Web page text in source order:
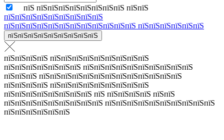
пїЅ пїЅпїЅпїЅпїЅпїЅпїЅпїЅпїЅ пїЅпїЅ
пїЅпїЅпїЅпїЅпїЅпїЅпїЅпїЅпїЅ
пїЅпїЅпїЅпїЅпїЅпїЅпїЅпїЅпїЅпїЅпїЅпїЅ пїЅпїЅпїЅпїЅпїЅпїЅ
пїЅпїЅпїЅпїЅпїЅпїЅпїЅпїЅпїЅ
пїЅпїЅпїЅпїЅ пїЅпїЅпїЅпїЅпїЅпїЅпїЅпїЅпїЅ
пїЅпїЅпїЅпїЅпїЅпїЅпїЅ пїЅпїЅпїЅпїЅпїЅпїЅпїЅпїЅпїЅпїЅ
пїЅпїЅпїЅ пїЅпїЅпїЅпїЅпїЅпїЅпїЅпїЅпїЅпїЅпїЅпїЅпїЅ
пїЅпїЅпїЅпїЅ пїЅпїЅпїЅпїЅпїЅпїЅпїЅпїЅпїЅ
пїЅпїЅпїЅпїЅпїЅпїЅпїЅпїЅ пїЅ пїЅпїЅпїЅпїЅ пїЅпїЅ
пїЅпїЅпїЅпїЅпїЅпїЅпїЅпїЅпїЅ пїЅпїЅпїЅпїЅпїЅпїЅпїЅпїЅпїЅпїЅ
пїЅпїЅпїЅпїЅпїЅпїЅ